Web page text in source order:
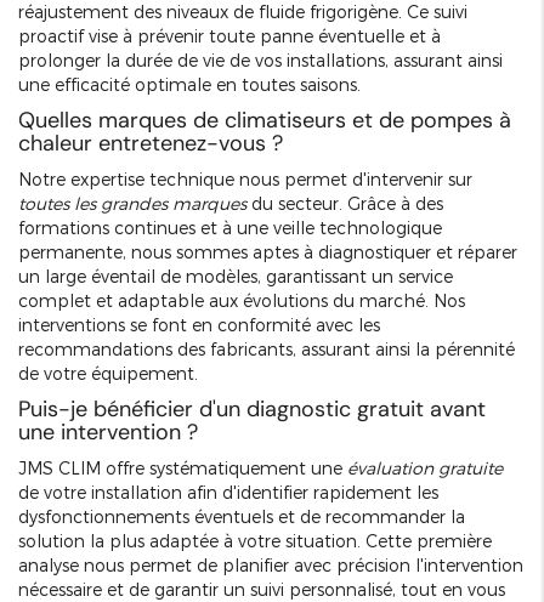
réajustement des niveaux de fluide frigorigène. Ce suivi
proactif vise à prévenir toute panne éventuelle et à
prolonger la durée de vie de vos installations, assurant ainsi
une efficacité optimale en toutes saisons.
Quelles marques de climatiseurs et de pompes à
chaleur entretenez-vous ?
Notre expertise technique nous permet d'intervenir sur
toutes les grandes marquesdu secteur. Grâce à des
formations continues et à une veille technologique
permanente, nous sommes aptes à diagnostiquer et réparer
un large éventail de modèles, garantissant un service
complet et adaptable aux évolutions du marché. Nos
interventions se font en conformité avec les
recommandations des fabricants, assurant ainsi la pérennité
de votre équipement.
Puis-je bénéficier d'un diagnostic gratuit avant
une intervention ?
JMS CLIM offre systématiquement une évaluation gratuite
de votre installation afin d'identifier rapidement les
dysfonctionnements éventuels et de recommander la
solution la plus adaptée à votre situation. Cette première
analyse nous permet de planifier avec précision l'intervention
nécessaire et de garantir un suivi personnalisé, tout en vous